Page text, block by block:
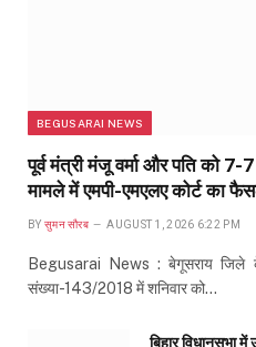
BEGUSARAI NEWS
पूर्व मंत्री मंजू वर्मा और पति को
मामले में एमपी-एमएलए कोर्ट का
BY सुमन सौरब AUGUST 1, 2026 6:22 PM
Begusarai News : बेगूसराय जिले के
संख्या-143/2018 में शनिवार को…
बिहार विधानसभा